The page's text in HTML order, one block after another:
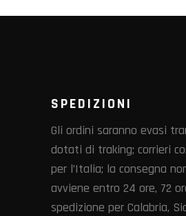
SPEDIZIONI
Gli ordini saranno evasi
dotati di traking; corrieri
per l’Italia; la consegna
avviene entro 24 ore, 72
spedizione per Calabria,